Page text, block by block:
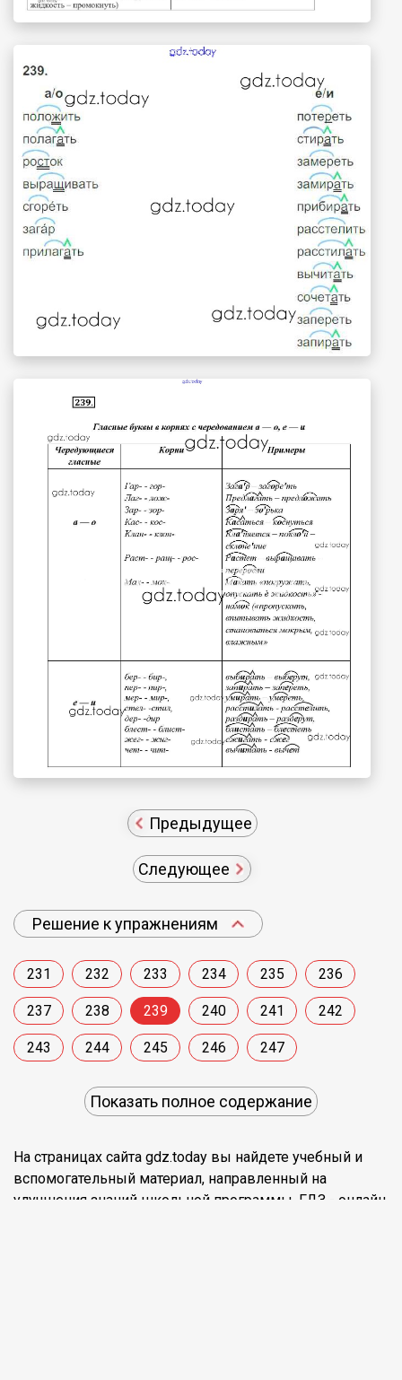
Предыдущее
Следующее
Решение к упражнениям
231 232 233 234 235 236
237 238 239 240 241 242
243 244 245 246 247
Показать полное содержание
На страницах сайта gdz.today вы найдете учебный и
вспомогательный материал, направленный на
улучшения знаний школьной программы. ГДЗ - онлайн